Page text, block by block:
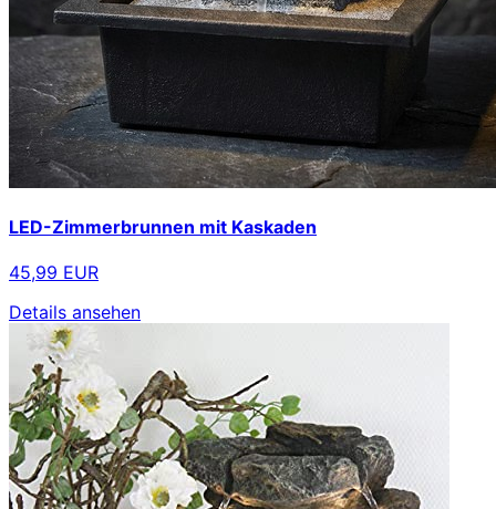
LED-Zimmerbrunnen mit Kaskaden
45,99 EUR
Details ansehen